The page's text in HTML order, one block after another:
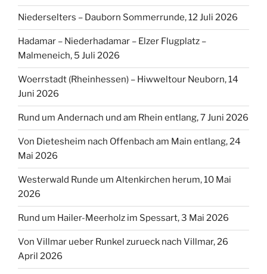
Niederselters – Dauborn Sommerrunde, 12 Juli 2026
Hadamar – Niederhadamar – Elzer Flugplatz –
Malmeneich, 5 Juli 2026
Woerrstadt (Rheinhessen) – Hiwweltour Neuborn, 14
Juni 2026
Rund um Andernach und am Rhein entlang, 7 Juni 2026
Von Dietesheim nach Offenbach am Main entlang, 24
Mai 2026
Westerwald Runde um Altenkirchen herum, 10 Mai
2026
Rund um Hailer-Meerholz im Spessart, 3 Mai 2026
Von Villmar ueber Runkel zurueck nach Villmar, 26
April 2026